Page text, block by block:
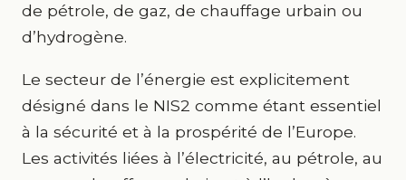
de pétrole, de gaz, de chauffage urbain ou
d’hydrogène.
Le secteur de l’énergie est explicitement
désigné dans le NIS2 comme étant essentiel
à la sécurité et à la prospérité de l’Europe.
Les activités liées à l’électricité, au pétrole, au